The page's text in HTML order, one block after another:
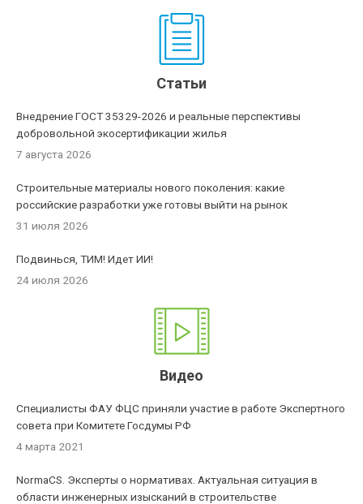
Статьи
Внедрение ГОСТ 35329-2026 и реальные перспективы
добровольной экосертификации жилья
7 августа 2026
Строительные материалы нового поколения: какие
российские разработки уже готовы выйти на рынок
31 июля 2026
Подвинься, ТИМ! Идет ИИ!
24 июля 2026
Видео
Специалисты ФАУ ФЦС приняли участие в работе Экспертного
совета при Комитете Госдумы РФ
4 марта 2021
NormaCS. Эксперты о нормативах. Актуальная ситуация в
области инженерных изысканий в строительстве